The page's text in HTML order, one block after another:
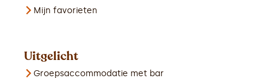
Mijn favorieten
Uitgelicht
Groepsaccommodatie met bar